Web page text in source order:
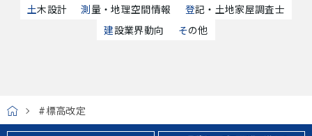
土木設計
測量・地理空間情報
登記・土地家屋調査士
建設業界動向
その他
H
#標高改定